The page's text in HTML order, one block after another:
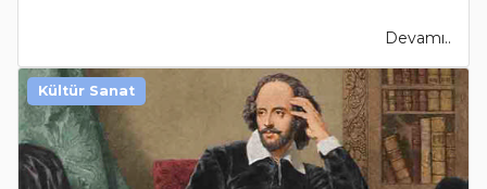
Devamı..
Kültür Sanat